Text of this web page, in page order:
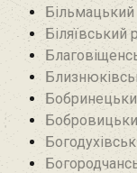
Біляївський